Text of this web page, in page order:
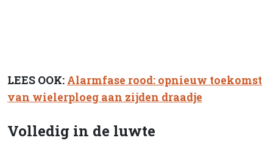
LEES OOK: Alarmfase rood: opnieuw toekomst
van wielerploeg aan zijden draadje
Volledig in de luwte